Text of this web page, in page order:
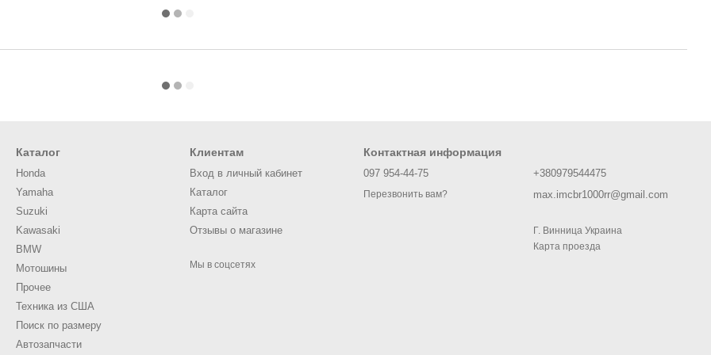
Каталог
Honda
Yamaha
Suzuki
Kawasaki
BMW
Мотошины
Прочее
Техника из США
Поиск по размеру
Автозапчасти
Клиентам
Вход в личный кабинет
Каталог
Карта сайта
Отзывы о магазине
Мы в соцсетях
Контактная информация
097 954-44-75
Перезвонить вам?
+380979544475
max.imcbr1000rr@gmail.com
Г. Винница Украина
Карта проезда